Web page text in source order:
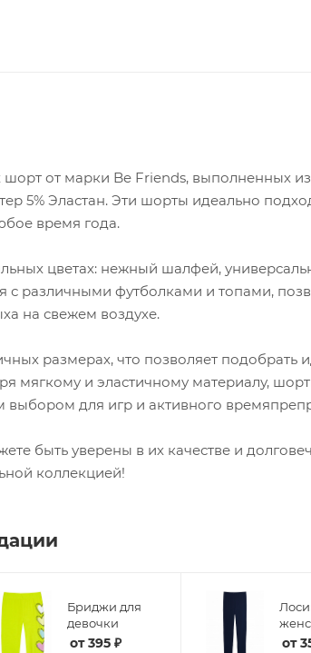
от марки Be Friends, выполненных
5% Эластан. Эти шорты идеально
время года.
цветах: нежный шалфей,
с различными футболками и топами,
на свежем воздухе.
размерах, что позволяет подобрать
мягкому и эластичному материалу,
выбором для игр и активного
быть уверены в их качестве и
коллекцией!
Бриджи для
девочки
от395 ₽ от